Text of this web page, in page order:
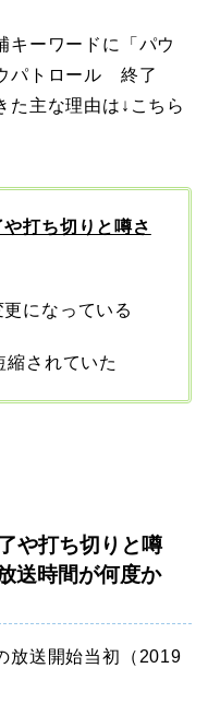
キーワードに「パウ
パトロール 終了
た主な理由は↓こちら
打ち切りと噂さ
になっている
されていた
や打ち切りと噂
送時間が何度か
放送開始当初（2019